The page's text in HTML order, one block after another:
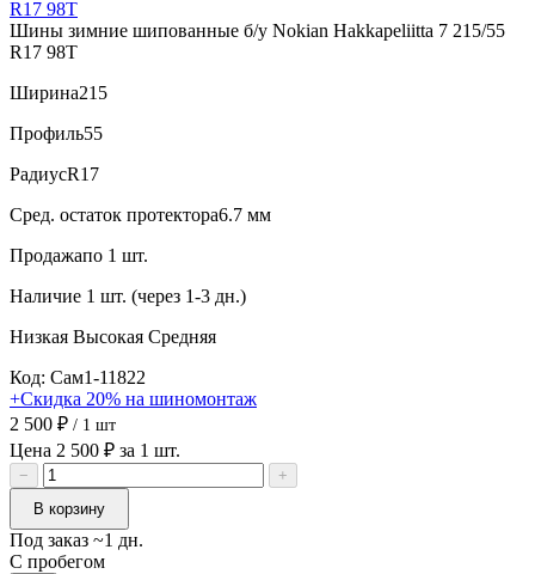
Шины зимние шипованные б/у Nokian Hakkapeliitta 7 215/55
R17 98T
Ширина215
Профиль55
РадиусR17
Сред. остаток протектора6.7 мм
Продажапо 1 шт.
Наличие 1 шт. (через 1-3 дн.)
Низкая Высокая Средняя
Код: Сам1-11822
+Скидка 20% на шиномонтаж
2 500 ₽ / 1 шт
Цена 2 500 ₽ за 1 шт.
−
+
В корзину
Под заказ ~1 дн.
С пробегом